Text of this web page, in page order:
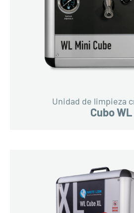
Unidad de limpieza
Cubo WL